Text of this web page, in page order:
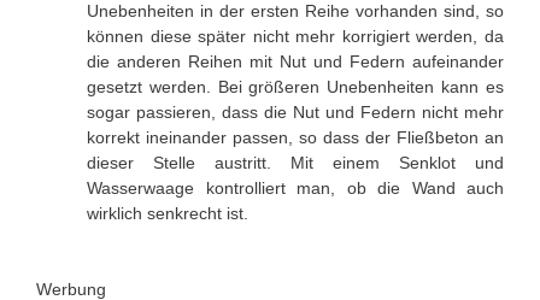
Unebenheiten in der ersten Reihe vorhanden sind, so
können diese später nicht mehr korrigiert werden, da
die anderen Reihen mit Nut und Federn aufeinander
gesetzt werden. Bei größeren Unebenheiten kann es
sogar passieren, dass die Nut und Federn nicht mehr
korrekt ineinander passen, so dass der Fließbeton an
dieser Stelle austritt. Mit einem Senklot und
Wasserwaage kontrolliert man, ob die Wand auch
wirklich senkrecht ist.
Werbung